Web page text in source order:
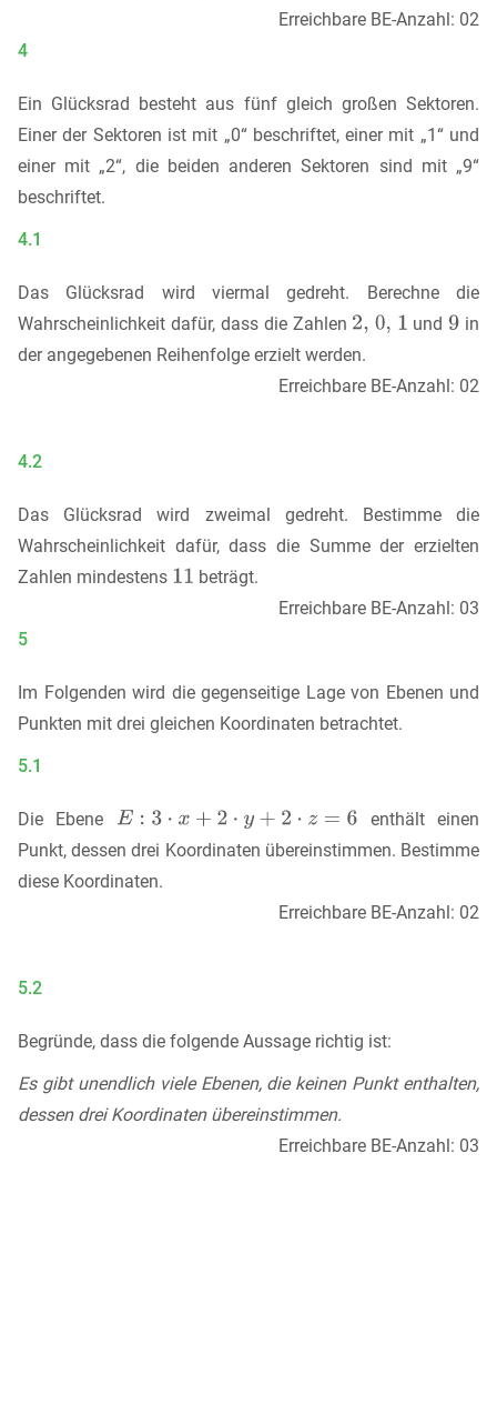
Erreichbare BE-Anzahl: 02
4
Ein Glücksrad besteht aus fünf gleich großen Sektoren.
Einer der Sektoren ist mit „0“ beschriftet, einer mit „1“ und
einer mit „2“, die beiden anderen Sektoren sind mit „9“
beschriftet.
4.1
Das Glücksrad wird viermal gedreht. Berechne die
Wahrscheinlichkeit dafür, dass die Zahlen
und
in
der angegebenen Reihenfolge erzielt werden.
Erreichbare BE-Anzahl: 02
4.2
Das Glücksrad wird zweimal gedreht. Bestimme die
Wahrscheinlichkeit dafür, dass die Summe der erzielten
Zahlen mindestens
beträgt.
Erreichbare BE-Anzahl: 03
5
Im Folgenden wird die gegenseitige Lage von Ebenen und
Punkten mit drei gleichen Koordinaten betrachtet.
5.1
Die Ebene
enthält einen
Punkt, dessen drei Koordinaten übereinstimmen. Bestimme
diese Koordinaten.
Erreichbare BE-Anzahl: 02
5.2
Begründe, dass die folgende Aussage richtig ist:
Es gibt unendlich viele Ebenen, die keinen Punkt enthalten,
dessen drei Koordinaten übereinstimmen.
Erreichbare BE-Anzahl: 03